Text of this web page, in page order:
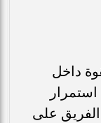
داخل
على